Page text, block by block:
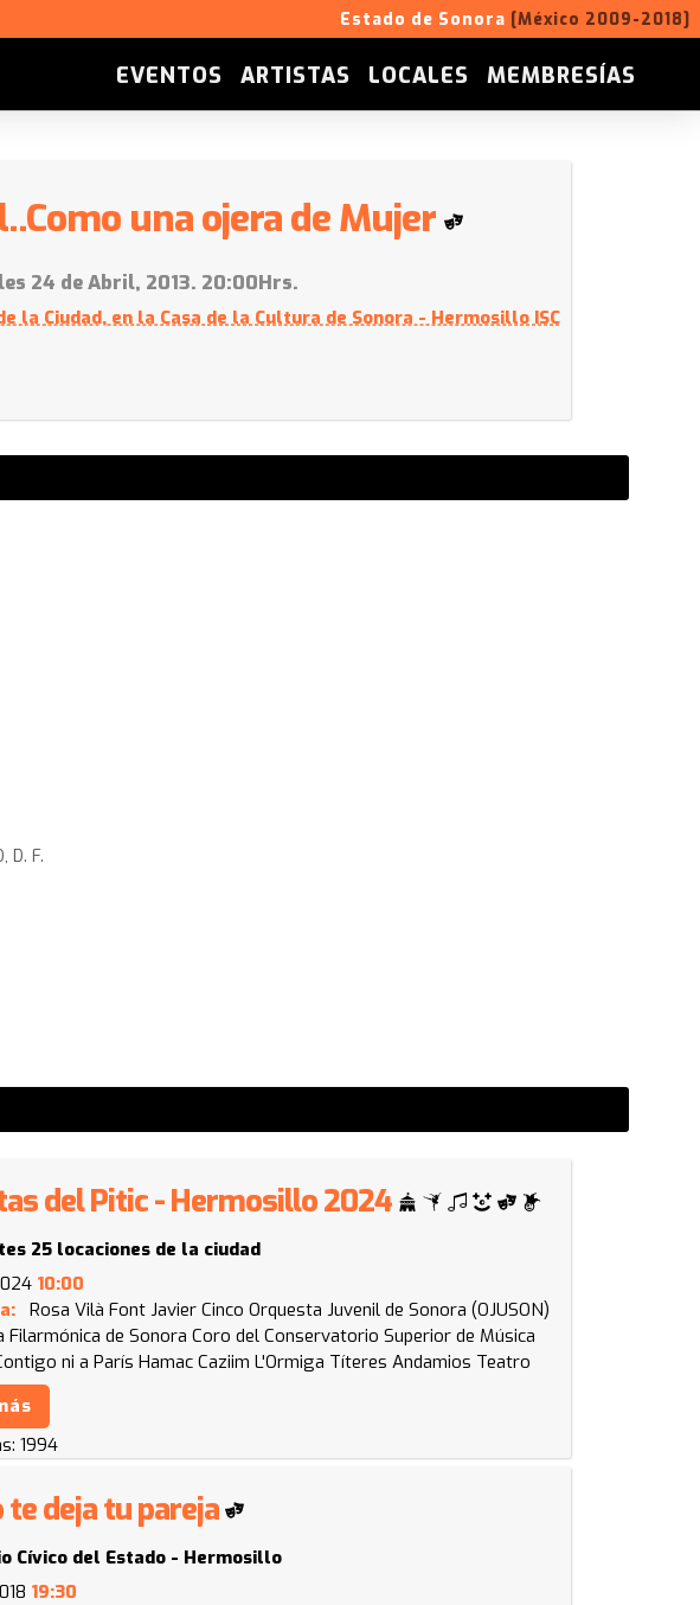
Estado de Sonora [México 2009-2018]
MEMBRESÍAS
LOCALES
ARTISTAS
EVENTOS
una ojera de Mujer
24 de Abril, 2013. 20:00Hrs.
la Ciudad, en la Casa de la Cultura de Sonora - Hermosillo ISC
D. F.
del Pitic - Hermosillo 2024
25 locaciones de la ciudad
10:00
Rosa Vilà Font Javier Cinco Orquesta Juvenil de Sonora (OJUSON)
Filarmónica de Sonora Coro del Conservatorio Superior de Música
ni a París Hamac Caziim L'Ormiga Títeres Andamios Teatro
1994
te deja tu pareja
Cívico del Estado - Hermosillo
19:30